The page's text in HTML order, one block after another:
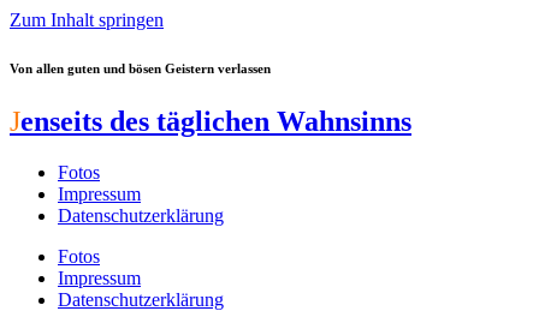
Zum Inhalt springen
Von allen guten und bösen Geistern verlassen
Jenseits des täglichen Wahnsinns
Fotos
Impressum
Datenschutzerklärung
Fotos
Impressum
Datenschutzerklärung